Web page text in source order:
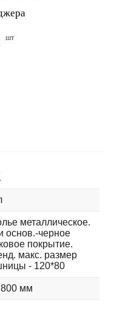
шт
металлическое.
основ.-черное
покрытие.
макс. размер
- 120*80
800 мм